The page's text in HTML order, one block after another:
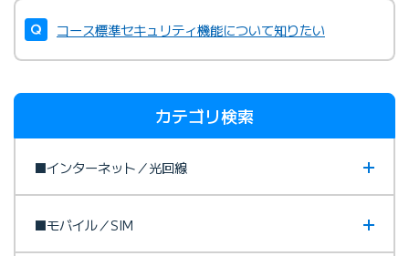
コース標準セキュリティ機能について知りたい
カテゴリ検索
■インターネット／光回線
■モバイル／SIM